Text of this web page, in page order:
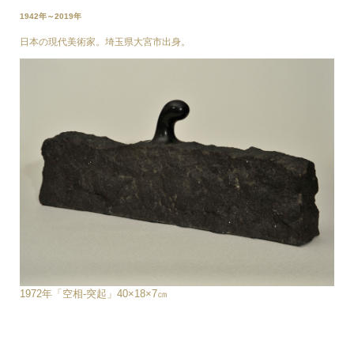
1942年～2019年
日本の現代美術家。埼玉県大宮市出身。
1972年「空相-突起」40×18×7㎝